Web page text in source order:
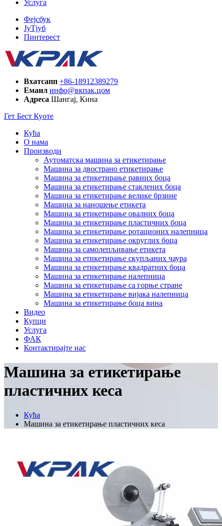
Услуга
Фејсбук
ЈуТјуб
Пинтерест
Вхатсапп +86-18912389279
Емаил инфо@вкпак.цом
Адреса Шангај, Кина
Гет Бест Куоте
Кућа
О нама
Производи
Аутоматска машина за етикетирање
Машина за двострано етикетирање
Машина за етикетирање равних боца
Машина за етикетирање стаклених боца
Машина за етикетирање велике брзине
Машина за наношење етикета
Машина за етикетирање овалних боца
Машина за етикетирање пластичних боца
Машина за етикетирање ротационих налепница
Машина за етикетирање округлих боца
Машина за самолепљивање етикета
Машина за етикетирање скупљаних чаура
Машина за етикетирање квадратних боца
Машина за етикетирање налепница
Машина за етикетирање са горње стране
Машина за етикетирање вијака налепница
Машина за етикетирање боца вина
Видео
Купци
Услуга
ФАК
Контактирајте нас
Машина за етикетирање
пластичних кеса
Кућа
Машина за етикетирање пластичних кеса